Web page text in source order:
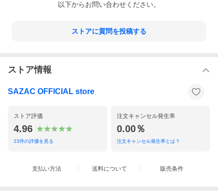
以下からお問い合わせください。
ストアに質問を投稿する
ストア情報
SAZAC OFFICIAL store
ストア評価
4.96
23件の評価を見る
注文キャンセル発生率
0.00％
注文キャンセル発生率とは？
支払い方法 送料について 販売条件